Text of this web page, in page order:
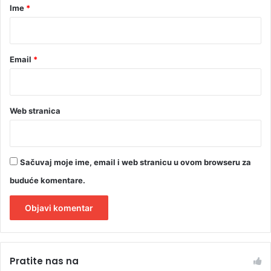
rIme *
Email *
Web stranica
Sačuvaj moje ime, email i web stranicu u ovom browseru za
buduće komentare.
tPratite nas na